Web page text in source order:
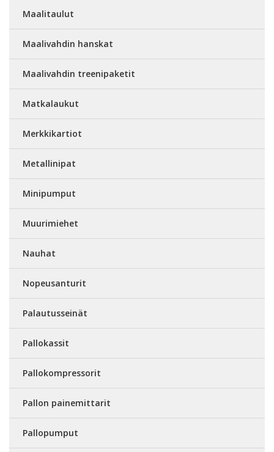
Maalitaulut
Maalivahdin hanskat
Maalivahdin treenipaketit
Matkalaukut
Merkkikartiot
Metallinipat
Minipumput
Muurimiehet
Nauhat
Nopeusanturit
Palautusseinät
Pallokassit
Pallokompressorit
Pallon painemittarit
Pallopumput